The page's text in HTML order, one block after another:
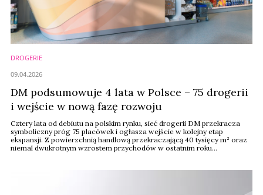
DROGERIE
DM podsumowuje 4 lata w Polsce – 75 drogerii
i wejście w nową fazę rozwoju
Cztery lata od debiutu na polskim rynku, sieć drogerii DM przekracza
symboliczny próg 75 placówek i ogłasza wejście w kolejny etap
ekspansji. Z powierzchnią handlową przekraczającą 40 tysięcy m² oraz
niemal dwukrotnym wzrostem przychodów w ostatnim roku
roku sieć planuje zainwestować kolejne 50 milionów ...
09.04.2026